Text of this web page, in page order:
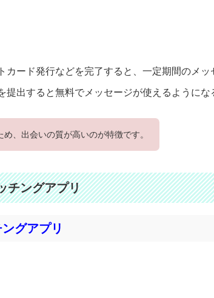
カード発行などを完了すると、一定期間のメ
提出すると無料でメッセージが使えるようにな
、出会いの質が高いのが特徴です。
チングアプリ
グアプリ